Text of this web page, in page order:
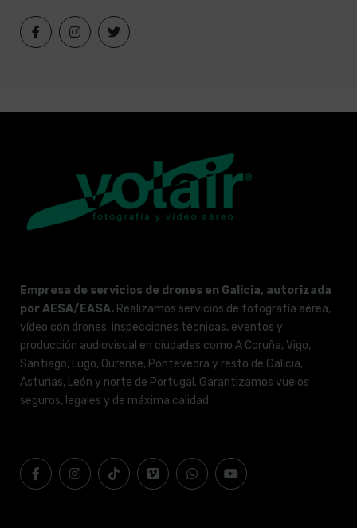
Empresa de servicios de drones en Galicia, autorizada
por AESA/EASA. Realizamos servicios de fotografía aérea,
vídeo con drones, inspecciones técnicas, eventos y
producción audiovisual en ciudades como A Coruña, Vigo,
Santiago, Lugo, Ourense, Pontevedra y resto de Galicia,
Asturias, León y norte de Portugal. Garantizamos vuelos
seguros, legales y de máxima calidad.